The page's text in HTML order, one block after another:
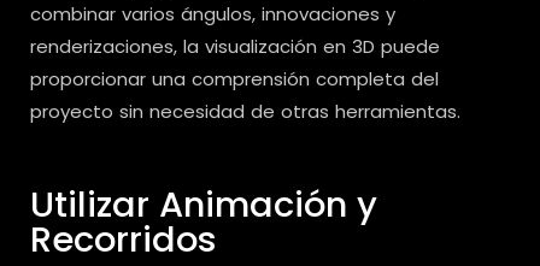
combinar varios ángulos, innovaciones y
renderizaciones, la visualización en 3D puede
proporcionar una comprensión completa del
proyecto sin necesidad de otras herramientas.
Utilizar Animación y
Recorridos